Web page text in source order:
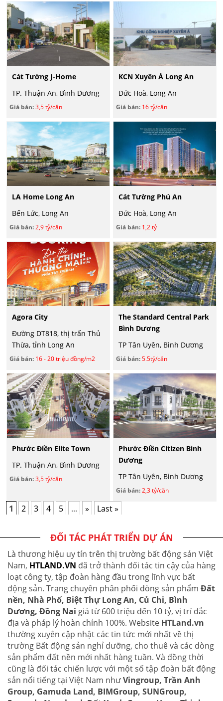
Cát Tường J-Home
TP. Thuận An, Bình Dương
Giá bán:3,5 tỷ/căn
KCN Xuyên Á Long An
Đức Hoà, Long An
Giá bán: 16 tỷ/căn
LA Home Long An
Bến Lức, Long An
Giá bán:2,9 tỷ/căn
Cát Tường Phú An
Đức Hoà, Long An
Giá bán: 1,2 tỷ
Agora City
Đường DT818, thị trấn Thủ
Thừa, tỉnh Long An
Giá bán: 16 - 20 triệu đồng/m2
The Standard Central Park
Bình Dương
TP Tân Uyên, Bình Dương
Giá bán:5.5tỷ/căn
Phước Điền Elite Town
TP. Thuận An, Bình Dương
Giá bán:3,5 tỷ/căn
Phước Điền Citizen Bình
Dương
TP Tân Uyên, Bình Dương
Giá bán:2,3 tỷ/căn
1 2 3 4 5 ... » Last »
ĐỐI TÁC PHÁT TRIỂN DỰ ÁN
Là thương hiệu uy tín trên thị trường bất động sản Việt
Nam, HTLAND.VN đã trở thành đối tác tin cậy của hàng
loạt công ty, tập đoàn hàng đầu trong lĩnh vực bất
động sản. Trang chuyên phân phối dòng sản phẩm Đất
nền, Nhà Phố, Biệt Thự Long An, Củ Chi, Bình
Dương, Đồng Nai giá từ 600 triệu đến 10 tỷ, vị trí đắc
địa và pháp lý hoàn chỉnh 100%. Website HTLand.vn
thường xuyên cập nhật các tin tức mới nhất về thị
trường Bất động sản nghỉ dưỡng, cho thuê và các dòng
sản phẩm đất nền mới nhất hàng tuần. Và đồng thời
cũng là đối tác chiến lược với một số tập đoàn bất động
sản nổi tiếng tại Việt Nam nhưVingroup, Trần Anh
Group, Gamuda Land, BIMGroup, SUNGroup,